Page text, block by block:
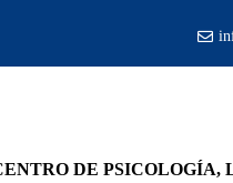
DE